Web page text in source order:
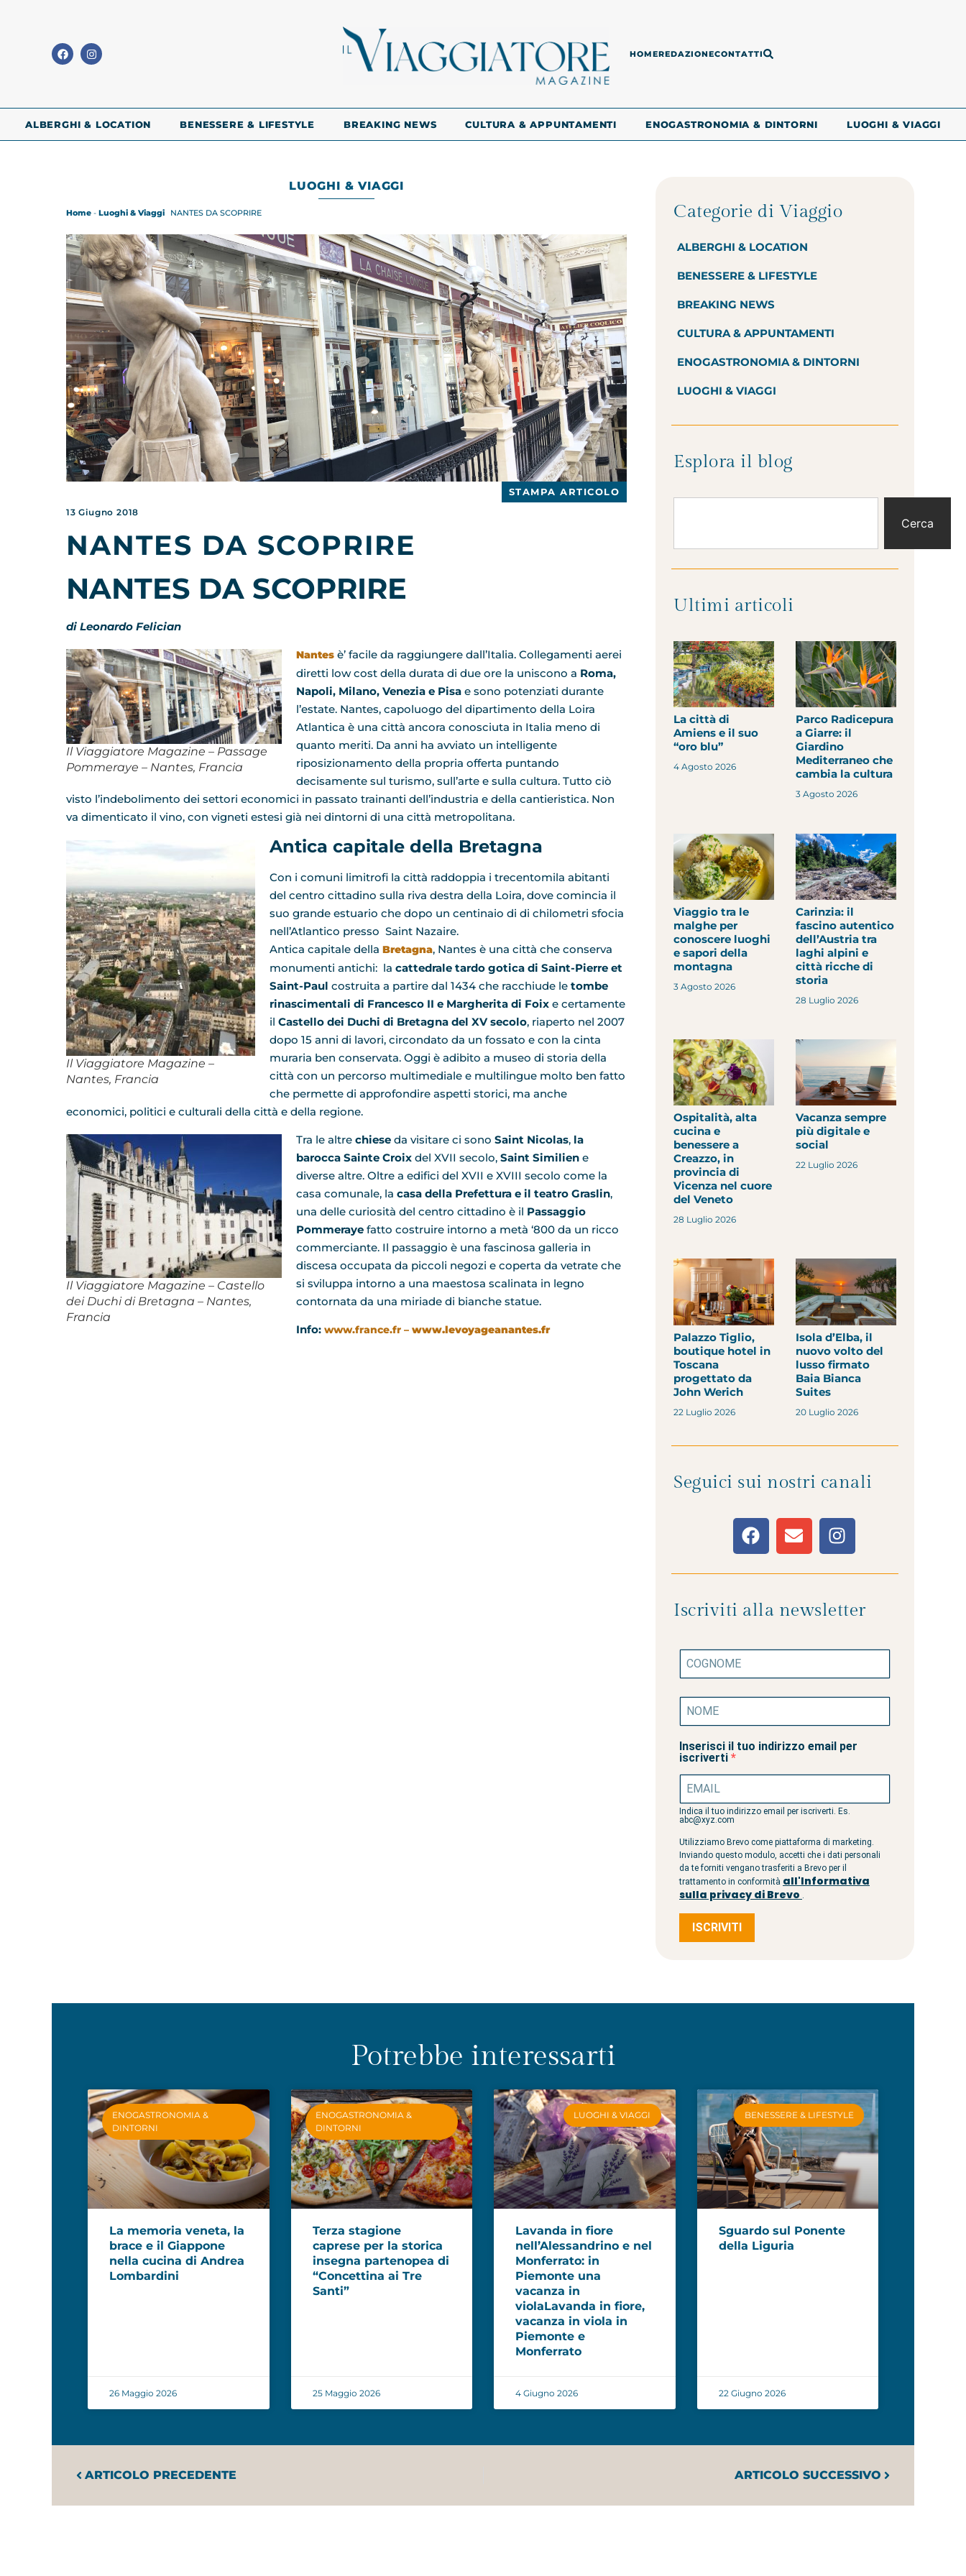
HOMEREDAZIONECONTATTI
ALBERGHI & LOCATION BENESSERE & LIFESTYLE BREAKING NEWS CULTURA & APPUNTAMENTI ENOGASTRONOMIA & DINTORNI LUOGHI & VIAGGI
LUOGHI & VIAGGI
Home - Luoghi & Viaggi NANTES DA SCOPRIRE
STAMPA ARTICOLO
13 Giugno 2018
NANTES DA SCOPRIRE
NANTES DA SCOPRIRE
di Leonardo Felician
Il Viaggiatore Magazine – Passage
Pommeraye – Nantes, Francia
Nantes è’ facile da raggiungere dall’Italia. Collegamenti aerei
diretti low cost della durata di due ore la uniscono a Roma,
Napoli, Milano, Venezia e Pisa e sono potenziati durante
l’estate. Nantes, capoluogo del dipartimento della Loira
Atlantica è una città ancora conosciuta in Italia meno di
quanto meriti. Da anni ha avviato un intelligente
riposizionamento della propria offerta puntando
decisamente sul turismo, sull’arte e sulla cultura. Tutto ciò
visto l’indebolimento dei settori economici in passato trainanti dell’industria e della cantieristica. Non
va dimenticato il vino, con vigneti estesi già nei dintorni di una città metropolitana.
Il Viaggiatore Magazine –
Nantes, Francia
Antica capitale della Bretagna
Con i comuni limitrofi la città raddoppia i trecentomila abitanti
del centro cittadino sulla riva destra della Loira, dove comincia il
suo grande estuario che dopo un centinaio di di chilometri sfocia
nell’Atlantico presso Saint Nazaire.
Antica capitale della Bretagna, Nantes è una città che conserva
monumenti antichi: la cattedrale tardo gotica di Saint-Pierre et
Saint-Paul costruita a partire dal 1434 che racchiude le tombe
rinascimentali di Francesco II e Margherita di Foix e certamente
il Castello dei Duchi di Bretagna del XV secolo, riaperto nel 2007
dopo 15 anni di lavori, circondato da un fossato e con la cinta
muraria ben conservata. Oggi è adibito a museo di storia della
città con un percorso multimediale e multilingue molto ben fatto
che permette di approfondire aspetti storici, ma anche
economici, politici e culturali della città e della regione.
Il Viaggiatore Magazine – Castello
dei Duchi di Bretagna – Nantes,
Francia
Tra le altre chiese da visitare ci sono Saint Nicolas, la
barocca Sainte Croix del XVII secolo, Saint Similien e
diverse altre. Oltre a edifici del XVII e XVIII secolo come la
casa comunale, la casa della Prefettura e il teatro Graslin,
una delle curiosità del centro cittadino è il Passaggio
Pommeraye fatto costruire intorno a metà ‘800 da un ricco
commerciante. Il passaggio è una fascinosa galleria in
discesa occupata da piccoli negozi e coperta da vetrate che
si sviluppa intorno a una maestosa scalinata in legno
contornata da una miriade di bianche statue.
Info: www.france.fr – www.levoyageanantes.fr
Categorie di Viaggio
ALBERGHI & LOCATION
BENESSERE & LIFESTYLE
BREAKING NEWS
CULTURA & APPUNTAMENTI
ENOGASTRONOMIA & DINTORNI
LUOGHI & VIAGGI
Esplora il blog
Cerca
Ultimi articoli
La città di
Amiens e il suo
“oro blu”
4 Agosto 2026
Parco Radicepura
a Giarre: il
Giardino
Mediterraneo che
cambia la cultura
3 Agosto 2026
Viaggio tra le
malghe per
conoscere luoghi
e sapori della
montagna
3 Agosto 2026
Carinzia: il
fascino autentico
dell’Austria tra
laghi alpini e
città ricche di
storia
28 Luglio 2026
Ospitalità, alta
cucina e
benessere a
Creazzo, in
provincia di
Vicenza nel cuore
del Veneto
28 Luglio 2026
Vacanza sempre
più digitale e
social
22 Luglio 2026
Palazzo Tiglio,
boutique hotel in
Toscana
progettato da
John Werich
22 Luglio 2026
Isola d’Elba, il
nuovo volto del
lusso firmato
Baia Bianca
Suites
20 Luglio 2026
Seguici sui nostri canali
Iscriviti alla newsletter
Inserisci il tuo indirizzo email per
iscriverti
Indica il tuo indirizzo email per iscriverti. Es.
abc@xyz.com
Utilizziamo Brevo come piattaforma di marketing.
Inviando questo modulo, accetti che i dati personali
da te forniti vengano trasferiti a Brevo per il
trattamento in conformità all'Informativa
sulla privacy di Brevo
ISCRIVITI
Potrebbe interessarti
ENOGASTRONOMIA &
DINTORNI
La memoria veneta, la
brace e il Giappone
nella cucina di Andrea
Lombardini
26 Maggio 2026
ENOGASTRONOMIA &
DINTORNI
Terza stagione
caprese per la storica
insegna partenopea di
“Concettina ai Tre
Santi”
25 Maggio 2026
LUOGHI & VIAGGI
Lavanda in fiore
nell’Alessandrino e nel
Monferrato: in
Piemonte una
vacanza in
violaLavanda in fiore,
vacanza in viola in
Piemonte e
Monferrato
4 Giugno 2026
BENESSERE & LIFESTYLE
Sguardo sul Ponente
della Liguria
22 Giugno 2026
ARTICOLO PRECEDENTE ARTICOLO SUCCESSIVO